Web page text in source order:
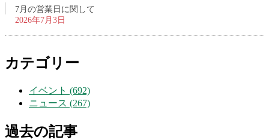
7月の営業日に関して
2026年7月3日
カテゴリー
イベント (692)
ニュース (267)
過去の記事